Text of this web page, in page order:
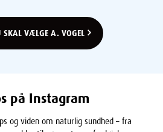
VÆLGE A. VOGEL
på Instagram
og viden om naturlig sundhed – fra